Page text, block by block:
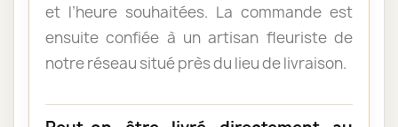
et l’heure souhaitées. La commande est
ensuite confiée à un artisan fleuriste de
notre réseau situé près du lieu de livraison.